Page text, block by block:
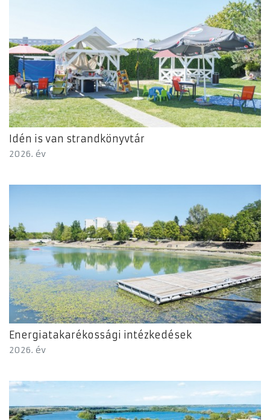
Idén is van strandkönyvtár
2026. év
Energiatakarékossági intézkedések
2026. év